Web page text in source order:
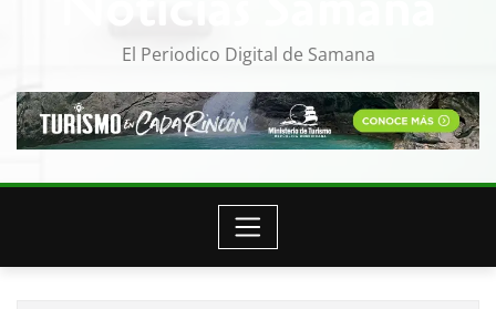
El Periodico Digital de Samana